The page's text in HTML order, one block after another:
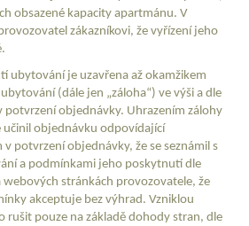
obsazené kapacity apartmánu. V
zákazníkovi, že vyřízení jeho
ubytování je uzavřena až okamžikem
(dále jen „záloha“) ve výši a dle
potvrzení objednávky. Uhrazením zálohy
učinil objednávku odpovídající
potvrzení objednávky, že se seznámil s
a podmínkami jeho poskytnutí dle
webových stránkách provozovatele, že
akceptuje bez výhrad. Vzniklou
rušit pouze na základě dohody stran, dle